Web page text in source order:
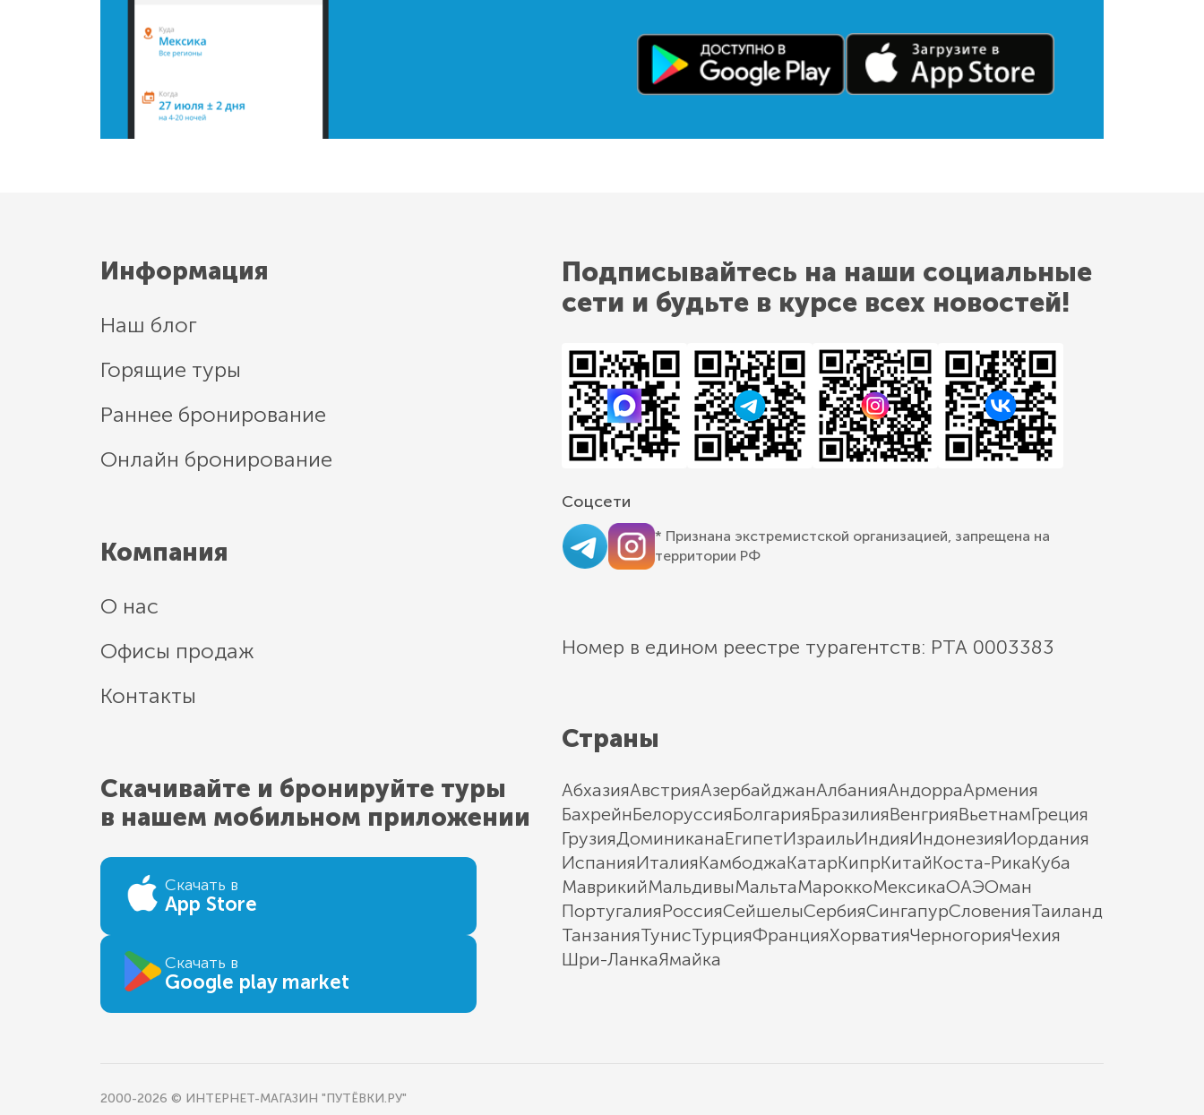
Информация
Наш блог
Горящие туры
Раннее бронирование
Онлайн бронирование
Компания
О нас
Офисы продаж
Контакты
Скачивайте и бронируйте туры
в нашем мобильном приложении
Скачать в
App Store
Скачать в
Google play market
Подписывайтесь на наши социальные
сети и будьте в курсе всех новостей!
Соцсети
* Признана экстремистской организацией, запрещена на
территории РФ
Номер в едином реестре турагентств: РТА 0003383
Страны
АбхазияАвстрияАзербайджанАлбанияАндорраАрмения
БахрейнБелоруссияБолгарияБразилияВенгрияВьетнамГреция
ГрузияДоминиканаЕгипетИзраильИндияИндонезияИордания
ИспанияИталияКамбоджаКатарКипрКитайКоста-РикаКуба
МаврикийМальдивыМальтаМароккоМексикаОАЭОман
ПортугалияРоссияСейшелыСербияСингапурСловенияТаиланд
ТанзанияТунисТурцияФранцияХорватияЧерногорияЧехия
Шри-ЛанкаЯмайка
2000-2026 © ИНТЕРНЕТ-МАГАЗИН "ПУТЁВКИ.РУ"